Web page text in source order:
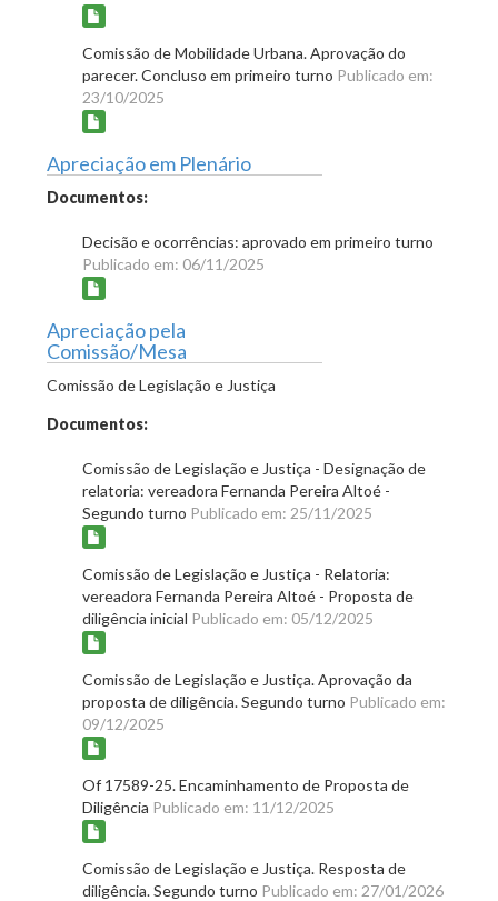
Comissão de Mobilidade Urbana. Aprovação do
parecer. Concluso em primeiro turno Publicado em:
23/10/2025
Apreciação em Plenário
Documentos:
Decisão e ocorrências: aprovado em primeiro turno
Publicado em: 06/11/2025
Apreciação pela
Comissão/Mesa
Comissão de Legislação e Justiça
Documentos:
Comissão de Legislação e Justiça - Designação de
relatoria: vereadora Fernanda Pereira Altoé -
Segundo turno Publicado em: 25/11/2025
Comissão de Legislação e Justiça - Relatoria:
vereadora Fernanda Pereira Altoé - Proposta de
diligência inicial Publicado em: 05/12/2025
Comissão de Legislação e Justiça. Aprovação da
proposta de diligência. Segundo turno Publicado em:
09/12/2025
Of 17589-25. Encaminhamento de Proposta de
Diligência Publicado em: 11/12/2025
Comissão de Legislação e Justiça. Resposta de
diligência. Segundo turno Publicado em: 27/01/2026